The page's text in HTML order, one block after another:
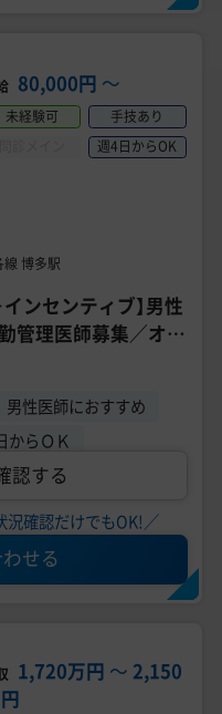
80,000円 〜
未経験可
手技あり
週4日からOK
線 博多駅
ンセンティブ】男性
管理医師募集／オペ
男性医師におすすめ
からＯＫ
認する
況確認だけでもOK!／
せる
1,720万円 〜 2,150